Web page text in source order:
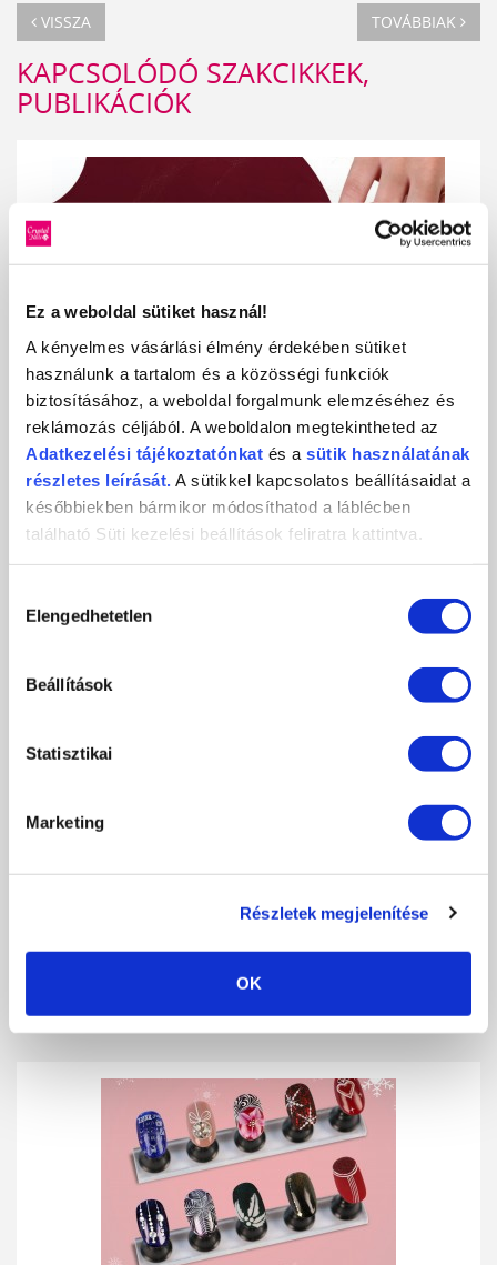
Ez a weboldal sütiket használ!
A kényelmes vásárlási élmény érdekében sütiket
használunk a tartalom és a közösségi funkciók
biztosításához, a weboldal forgalmunk elemzéséhez és
reklámozás céljából. A weboldalon megtekintheted az
Adatkezelési tájékoztatónkat és a sütik használatának
részletes leírását. A sütikkel kapcsolatos beállításaidat a
későbbiekben bármikor módosíthatod a láblécben
található Süti kezelési beállítások feliratra kattintva.
kiválasztása
Elengedhetetlen
Beállítások
Statisztikai
Marketing
Részletek megjelenítése
OK
VISSZA TOVÁBBIAK
KAPCSOLÓDÓ SZAKCIKKEK,
PUBLIKÁCIÓK
KÖRMÖSNAP 2024/25 TÉL
2024-10-29
Csatlakozz november 9-én személyesen, vagy november 10-én
RÉSZLETEK
PORTALANÍTÁS
A műkörmös szakma innovációjával egyidejűleg előtérbe került az